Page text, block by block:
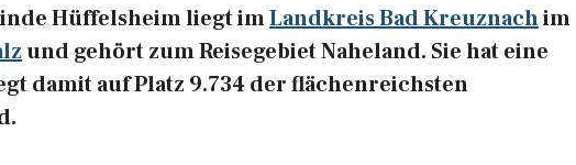
Hüffelsheim liegt imLandkreis Bad Kreuznachim
und gehört zum Reisegebiet Naheland. Sie hat eine
damit auf Platz 9.734 der flächenreichsten